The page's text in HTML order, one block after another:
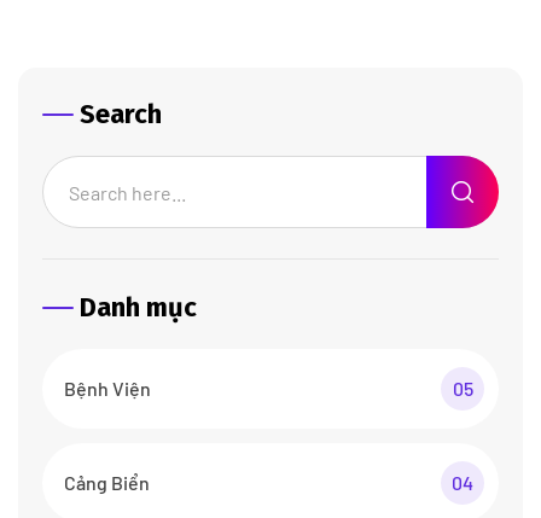
Search
Danh mục
Bệnh Viện 05
Cảng Biển 04